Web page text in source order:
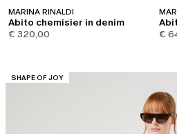
MARINA RINALDI
Abito chemisier in denim
€ 320,00
€
CATEGORIA:
SHAPE OF JOY